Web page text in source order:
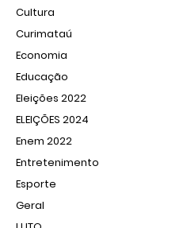
Cultura
Curimataú
Economia
Educação
Eleições 2022
ELEIÇÕES 2024
Enem 2022
Entretenimento
Esporte
Geral